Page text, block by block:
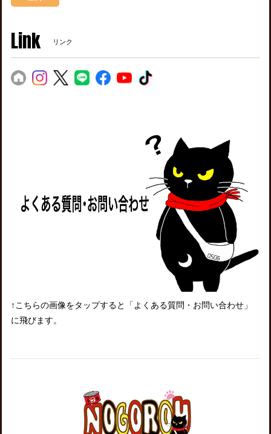
Link リンク
↑こちらの画像をタップすると「よくある質問・お問い合わせ」
に飛びます。